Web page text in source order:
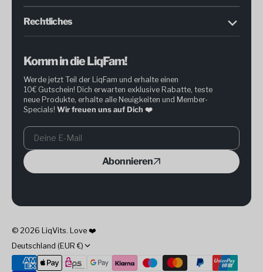
Rechtliches
Komm in die LiqFam!
Werde jetzt Teil der LiqFam und erhalte einen
10€ Gutschein! Dich erwarten exklusive Rabatte, teste
neue Produkte, erhalte alle Neuigkeiten und Member-
Specials! Wir freuen uns auf Dich ❤️
Deine
E-
Abonnieren
© 2026 LiqVits. Love ❤️
Deutschland (EUR €)